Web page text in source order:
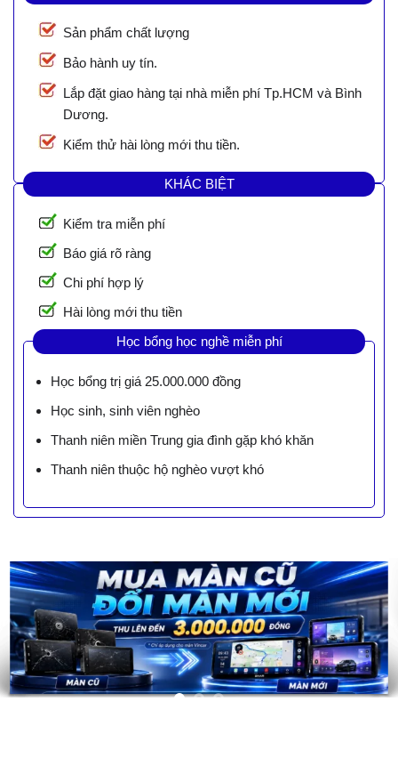
Sản phẩm chất lượng
Bảo hành uy tín.
Lắp đặt giao hàng tại nhà miễn phí Tp.HCM và Bình
Dương.
Kiểm thử hài lòng mới thu tiền.
KHÁC BIỆT
Kiểm tra miễn phí
Báo giá rõ ràng
Chi phí hợp lý
Hài lòng mới thu tiền
Học bổng học nghề miễn phí
Học bổng trị giá 25.000.000 đồng
Học sinh, sinh viên nghèo
Thanh niên miền Trung gia đình gặp khó khăn
Thanh niên thuộc hộ nghèo vượt khó